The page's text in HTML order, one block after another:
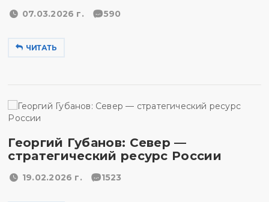
07.03.2026 г. 590
ЧИТАТЬ
Георгий Губанов: Север —
стратегический ресурс России
19.02.2026 г. 1523